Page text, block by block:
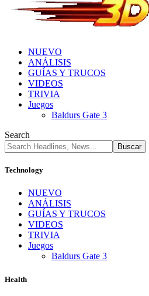
NUEVO
ANÁLISIS
GUÍAS Y TRUCOS
VIDEOS
TRIVIA
Juegos
Baldurs Gate 3
Search
Technology
NUEVO
ANÁLISIS
GUÍAS Y TRUCOS
VIDEOS
TRIVIA
Juegos
Baldurs Gate 3
Health